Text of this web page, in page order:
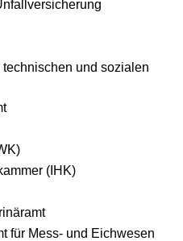
und sozialen
(IHK)
für Mess- und Eichwesen